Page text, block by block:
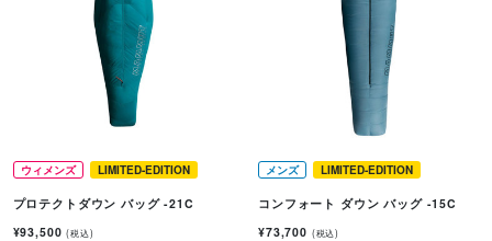
ウィメンズ LIMITED-EDITION
プロテクトダウン バッグ -21C
¥93,500(税込)
メンズ LIMITED-EDITION
コンフォート ダウン バッグ -15C
¥73,700 (税込)